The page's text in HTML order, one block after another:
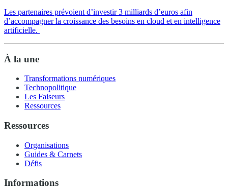
Les partenaires prévoient d’investir 3 milliards d’euros afin
d’accompagner la croissance des besoins en cloud et en intelligence
artificielle.
À la une
Transformations numériques
Technopolitique
Les Faiseurs
Ressources
Ressources
Organisations
Guides & Carnets
Défis
Informations